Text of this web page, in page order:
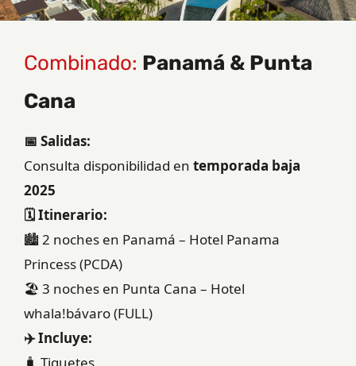
Combinado: Panamá & Punta
Cana
📅 Salidas:
Consulta disponibilidad en temporada baja
2025
🗓️ Itinerario:
🏙️ 2 noches en Panamá – Hotel Panama
Princess (PCDA)
🏖️ 3 noches en Punta Cana – Hotel
whala!bávaro (FULL)
✈️ Incluye: